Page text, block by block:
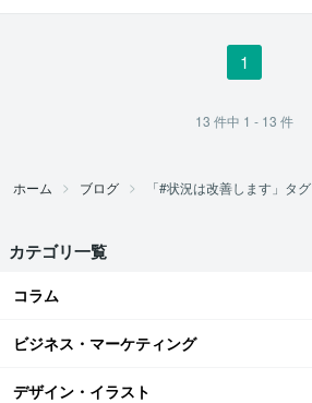
1
13 件中 1 - 13 件
ホーム ブログ 「#状況は改善します」タグ
カテゴリ一覧
コラム
ビジネス・マーケティング
デザイン・イラスト